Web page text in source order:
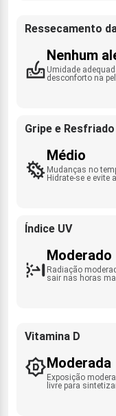
Ressecamento
Nenhum
Umidade
desconforto na
Gripe e Resfriado
Médio
Mudanças no
Hidrate-se e evite
Índice UV
Moderado
Radiação
sair nas horas
Vitamina D
Moderada
Exposição
livre para